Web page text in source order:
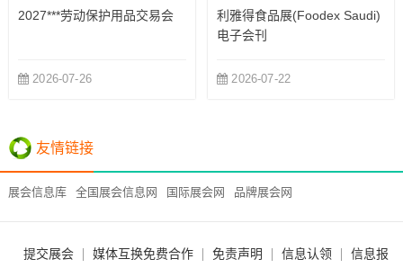
2027***劳动保护用品交易会
2026-07-26
利雅得食品展(Foodex Saudi)
电子会刊
2026-07-22
友情链接
展会信息库 全国展会信息网 国际展会网 品牌展会网
提交展会 媒体互换免费合作 免责声明 信息认领 信息报